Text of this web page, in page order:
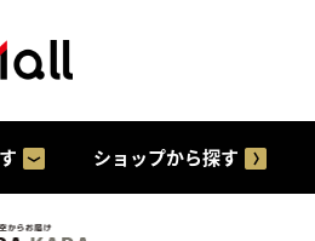
ショップから探す